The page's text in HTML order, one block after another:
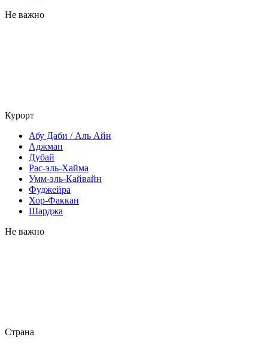
Не важно
Курорт
Абу Даби / Аль Айн
Аджман
Дубай
Рас-эль-Хайма
Умм-эль-Кайвайн
Фуджейра
Хор-Факкан
Шарджа
Не важно
Страна